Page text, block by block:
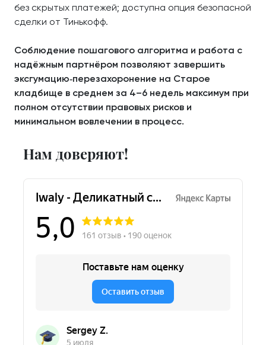
без скрытых платежей; доступна опция безопасной
сделки от Тинькофф.
Соблюдение пошагового алгоритма и работа с
надёжным партнёром позволяют завершить
эксгумацию‑перезахоронение на Старое
кладбище в среднем за 4–6 недель максимум при
полном отсутствии правовых рисков и
минимальном вовлечении в процесс.
Нам доверяют!